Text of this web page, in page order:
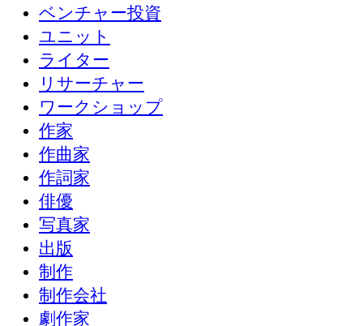
ベンチャー投資
ユニット
ライター
リサーチャー
ワークショップ
作家
作曲家
作詞家
俳優
写真家
出版
制作
制作会社
劇作家